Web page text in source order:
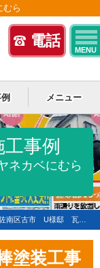
電話
MENU
むら
メニュー
事例
ネカベにむら
区古市 U様邸 瓦棒塗装工事
塗装工事